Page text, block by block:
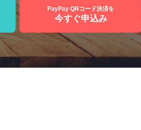
PayPay QRコード決済を
今すぐ申込み